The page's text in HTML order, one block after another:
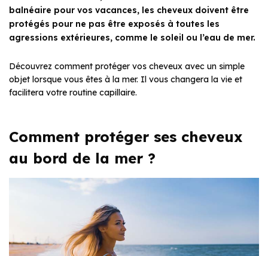
balnéaire pour vos vacances, les cheveux doivent être
protégés pour ne pas être exposés à toutes les
agressions extérieures, comme le soleil ou l’eau de mer.
Découvrez comment protéger vos cheveux avec un simple
objet lorsque vous êtes à la mer. Il vous changera la vie et
facilitera votre routine capillaire.
Comment protéger ses cheveux
au bord de la mer ?